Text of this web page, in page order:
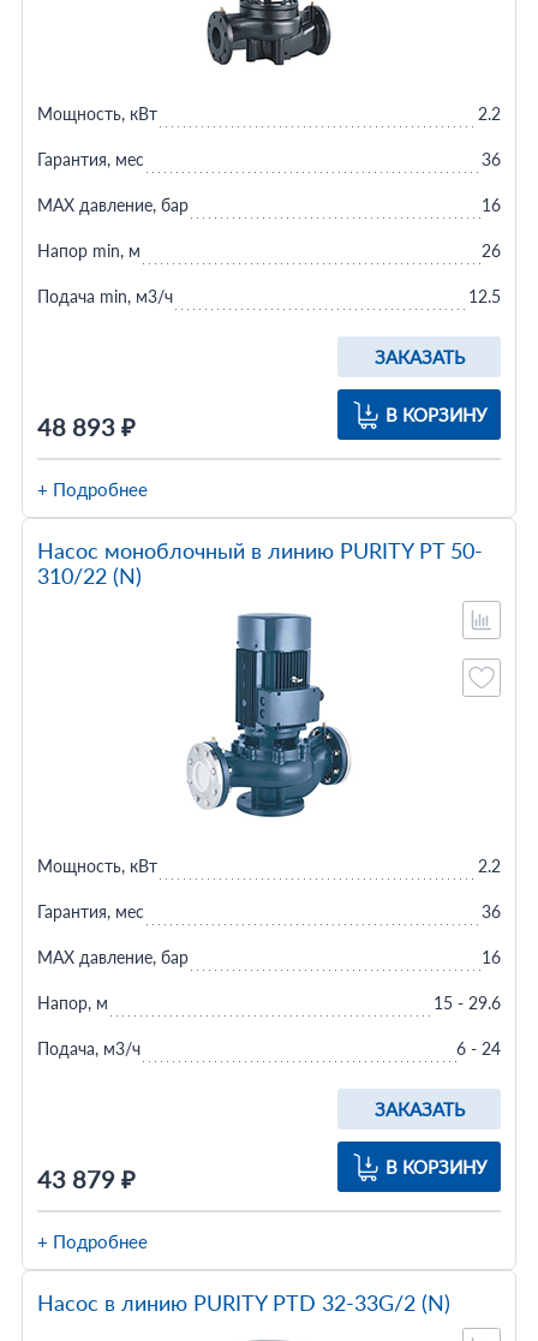
48 893 ₽
ЗАКАЗАТЬ
В КОРЗИНУ
Мощность, кВт 2.2
Гарантия, мес 36
MAX давление, бар 16
Напор min, м 26
Подача min, м3/ч 12.5
+ Подробнее
Насос моноблочный в линию PURITY PT 50-
310/22 (N)
43 879 ₽
ЗАКАЗАТЬ
В КОРЗИНУ
Мощность, кВт 2.2
Гарантия, мес 36
MAX давление, бар 16
Напор, м 15 - 29.6
Подача, м3/ч 6 - 24
+ Подробнее
Насос в линию PURITY PTD 32-33G/2 (N)